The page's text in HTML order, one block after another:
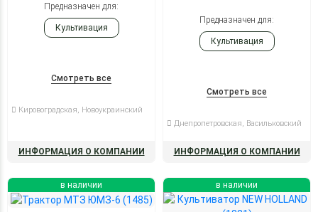
Предназначен для:
Культивация
Смотреть все
Кировоградская, Новоукраинский
ИНФОРМАЦИЯ О КОМПАНИИ
Предназначен для:
Культивация
Смотреть все
Днепропетровская, Васильковский
ИНФОРМАЦИЯ О КОМПАНИИ
в наличии в наличии